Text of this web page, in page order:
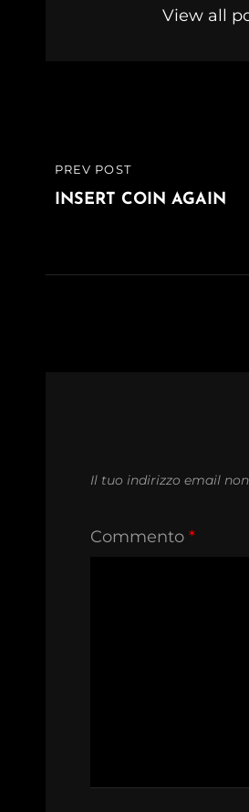
View all
Navigazione
articoli
PREVIOUS
POST
PREV POST
INSERT COIN AGAIN
Il tuo indirizzo email
Commento *